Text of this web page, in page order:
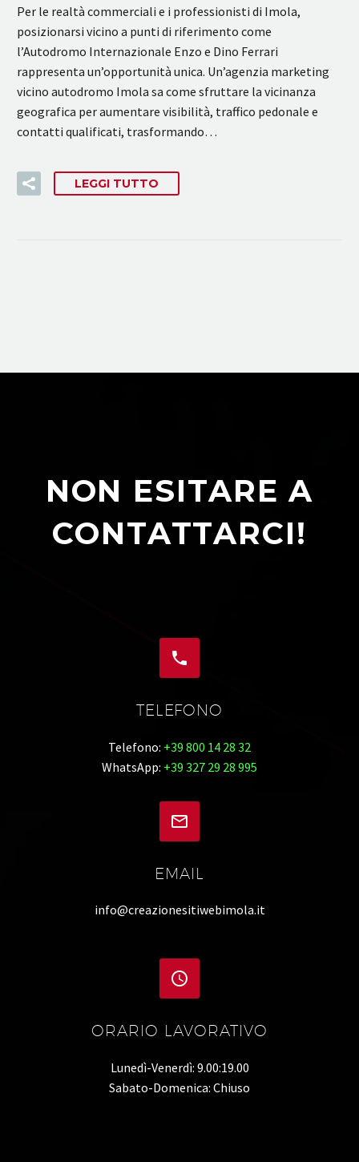
Per le realtà commerciali e i professionisti di Imola,
posizionarsi vicino a punti di riferimento come
l’Autodromo Internazionale Enzo e Dino Ferrari
rappresenta un’opportunità unica. Un’agenzia marketing
vicino autodromo Imola sa come sfruttare la vicinanza
geografica per aumentare visibilità, traffico pedonale e
contatti qualificati, trasformando…
LEGGI TUTTO
NON ESITARE A
CONTATTARCI!


TELEFONO
Telefono: +39 800 14 28 32
WhatsApp: +39 327 29 28 995


EMAIL
info@creazionesitiwebimola.it


ORARIO LAVORATIVO
Lunedì-Venerdì: 9.00:19.00
Sabato-Domenica: Chiuso